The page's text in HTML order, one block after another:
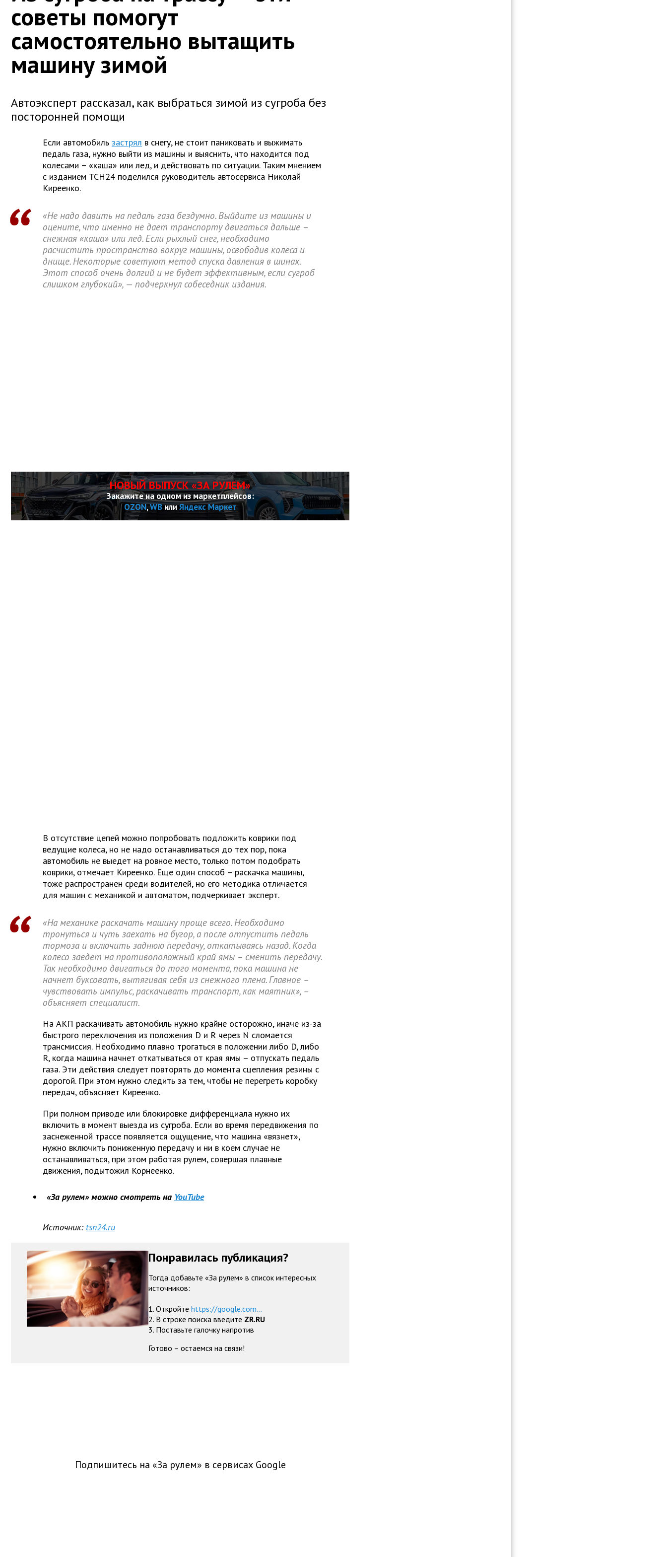
советы помогут
самостоятельно вытащить
машину зимой
Автоэксперт рассказал, как выбраться зимой из сугроба без
посторонней помощи
Если автомобиль застрял в снегу, не стоит паниковать и выжимать
педаль газа, нужно выйти из машины и выяснить, что находится под
колесами – «каша» или лед, и действовать по ситуации. Таким мнением
с изданием ТСН24 поделился руководитель автосервиса Николай
Киреенко.
«Не надо давить на педаль газа бездумно. Выйдите из машины и
оцените, что именно не дает транспорту двигаться дальше –
снежная «каша» или лед. Если рыхлый снег, необходимо
расчистить пространство вокруг машины, освободив колеса и
днище. Некоторые советуют метод спуска давления в шинах.
Этот способ очень долгий и не будет эффективным, если сугроб
слишком глубокий», — подчеркнул собеседник издания.
НОВЫЙ ВЫПУСК «ЗА РУЛЕМ»
Закажите на одном из маркетплейсов:
OZON,WBилиЯндекс Маркет
В отсутствие цепей можно попробовать подложить коврики под
ведущие колеса, но не надо останавливаться до тех пор, пока
автомобиль не выедет на ровное место, только потом подобрать
коврики, отмечает Киреенко. Еще один способ – раскачка машины,
тоже распространен среди водителей, но его методика отличается
для машин с механикой и автоматом, подчеркивает эксперт.
«На механике раскачать машину проще всего. Необходимо
тронуться и чуть заехать на бугор, а после отпустить педаль
тормоза и включить заднюю передачу, откатываясь назад. Когда
колесо заедет на противоположный край ямы – сменить передачу.
Так необходимо двигаться до того момента, пока машина не
начнет буксовать, вытягивая себя из снежного плена. Главное –
чувствовать импульс, раскачивать транспорт, как маятник», –
объясняет специалист.
На АКП раскачивать автомобиль нужно крайне осторожно, иначе из-за
быстрого переключения из положения D и R через N сломается
трансмиссия. Необходимо плавно трогаться в положении либо D, либо
R, когда машина начнет откатываться от края ямы – отпускать педаль
газа. Эти действия следует повторять до момента сцепления резины с
дорогой. При этом нужно следить за тем, чтобы не перегреть коробку
передач, объясняет Киреенко.
При полном приводе или блокировке дифференциала нужно их
включить в момент выезда из сугроба. Если во время передвижения по
заснеженной трассе появляется ощущение, что машина «вязнет»,
нужно включить пониженную передачу и ни в коем случае не
останавливаться, при этом работая рулем, совершая плавные
движения, подытожил Корнеенко.
«За рулем» можно смотреть на YouTube
Источник: tsn24.ru
Понравилась публикация?
Тогда добавьте «За рулем» в список интересных
источников:
1. Откройте https://google.com...
2. В строке поиска введите ZR.RU
3. Поставьте галочку напротив
Готово – остаемся на связи!
Подпишитесь на «За рулем» в сервисах Google